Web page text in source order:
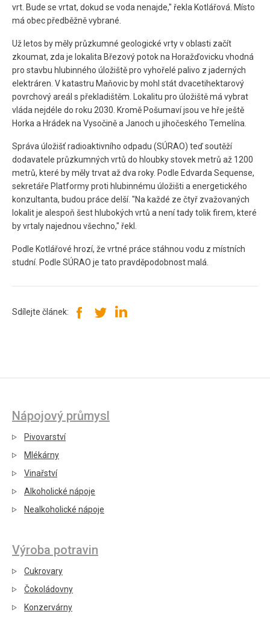
vrt. Bude se vrtat, dokud se voda nenajde," řekla Kotlářová. Místo
má obec předběžně vybrané.
Už letos by měly průzkumné geologické vrty v oblasti začít
zkoumat, zda je lokalita Březový potok na Horažďovicku vhodná
pro stavbu hlubinného úložiště pro vyhořelé palivo z jaderných
elektráren. V katastru Maňovic by mohl stát dvacetihektarový
povrchový areál s překladištěm. Lokalitu pro úložiště má vybrat
vláda nejdéle do roku 2030. Kromě Pošumaví jsou ve hře ještě
Horka a Hrádek na Vysočině a Janoch u jihočeského Temelína.
Správa úložišť radioaktivního odpadu (SÚRAO) teď soutěží
dodavatele průzkumných vrtů do hloubky stovek metrů až 1200
metrů, které by měly trvat až dva roky. Podle Edvarda Sequense,
sekretáře Platformy proti hlubinnému úložišti a energetického
konzultanta, budou práce delší. "Na každé ze čtyř zvažovaných
lokalit je alespoň šest hlubokých vrtů a není tady tolik firem, které
by vrtaly najednou všechno," řekl.
Podle Kotlářové hrozí, že vrtné práce stáhnou vodu z místních
studní. Podle SÚRAO je tato pravděpodobnost malá.
Sdílejte článek:
Nápojový průmysl
Pivovarství
Mlékárny
Vinařství
Alkoholické nápoje
Nealkoholické nápoje
Výroba potravin
Cukrovary
Čokoládovny
Konzervárny